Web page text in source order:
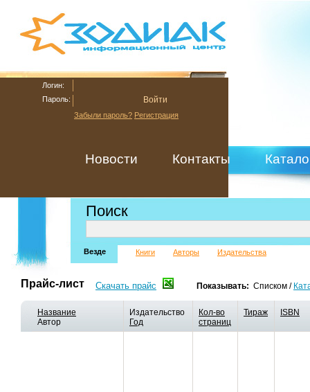
Новости Контакты
Логин:
Пароль:
Забыли пароль? Регистрация
Поиск
Везде Книги Авторы Издательства
Прайс-лист Скачать прайс Показывать: Списком /
Название
Автор
Издательство
Год
Кол-во
страниц
Тираж ISBN